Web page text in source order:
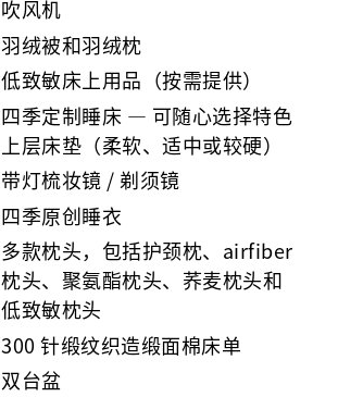
吹风机
羽绒被和羽绒枕
低致敏床上用品（按需提供）
四季定制睡床 — 可随心选择特色
上层床垫（柔软、适中或较硬）
带灯梳妆镜 / 剃须镜
四季原创睡衣
多款枕头，包括护颈枕、airfiber
枕头、聚氨酯枕头、荞麦枕头和
低致敏枕头
300 针缎纹织造缎面棉床单
双台盆